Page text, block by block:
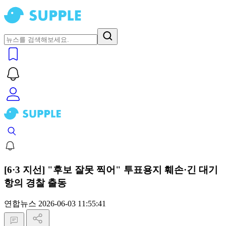
[6·3 지선] "후보 잘못 찍어" 투표용지 훼손·긴 대기
항의 경찰 출동
연합뉴스 2026-06-03 11:55:41